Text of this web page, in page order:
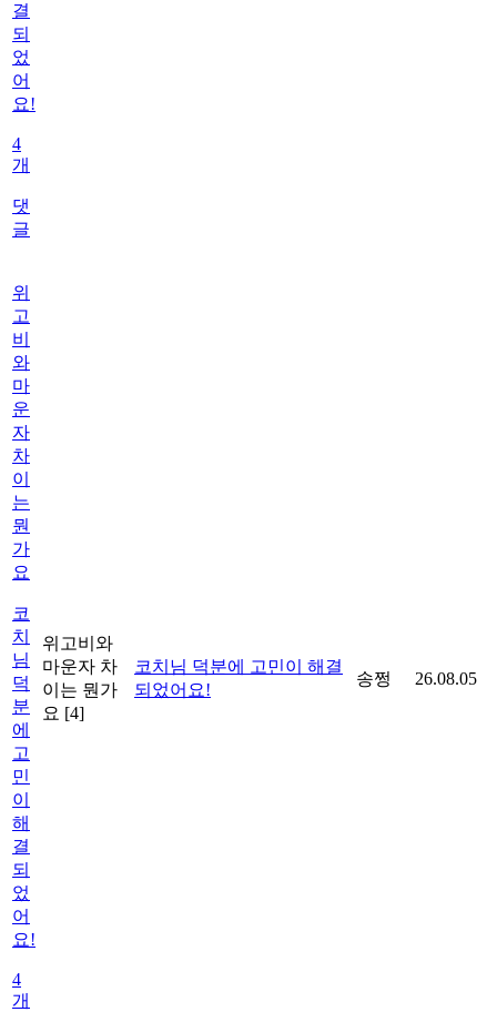
결
되
었
어
요!
4
개
댓
글
위
고
비
와
마
운
자
차
이
는
뭔
가
요
코
치
님
덕
분
에
고
민
이
해
결
되
었
어
요!
4
개
위고비와
마운자 차
이는 뭔가
요 [4]
코치님 덕분에 고민이 해결
되었어요!
송쩡 26.08.05